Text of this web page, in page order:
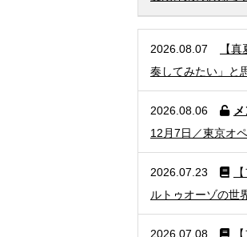
2026.08.07
【
奏してみたい」と
2026.08.06
12月7日／東京オ
2026.07.23
ルトゥオーゾの世
2026.07.08